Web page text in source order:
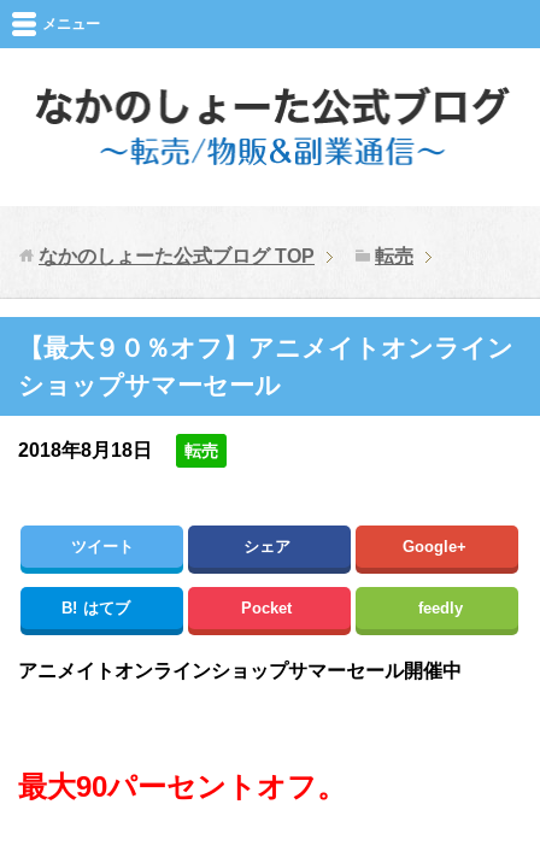
メニュー
なかのしょーた公式ブログTOP 転売
【最大９０％オフ】アニメイトオンライン
ショップサマーセール
2018年8月18日 転売
ツイート シェア Google+
B! はてブ Pocket feedly
アニメイトオンラインショップサマーセール開催中
最大90パーセントオフ。